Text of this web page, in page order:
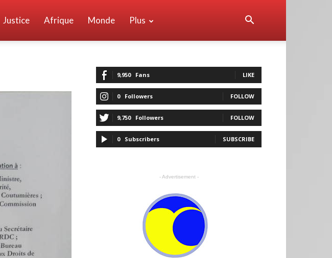
Justice Afrique Monde Plus
9,950 Fans LIKE
0 Followers FOLLOW
9,750 Followers FOLLOW
0 Subscribers SUBSCRIBE
- Advertisement -